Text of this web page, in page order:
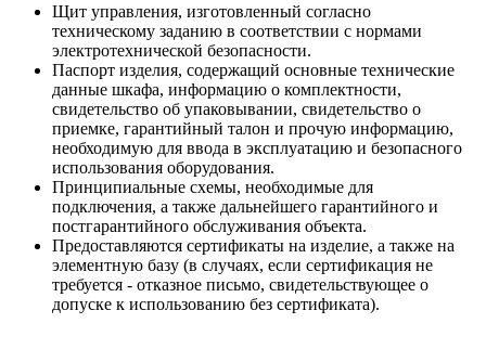
Щит управления, изготовленный согласно
техническому заданию в соответствии с нормами
электротехнической безопасности.
Паспорт изделия, содержащий основные технические
данные шкафа, информацию о комплектности,
свидетельство об упаковывании, свидетельство о
приемке, гарантийный талон и прочую информацию,
необходимую для ввода в эксплуатацию и безопасного
использования оборудования.
Принципиальные схемы, необходимые для
подключения, а также дальнейшего гарантийного и
постгарантийного обслуживания объекта.
Предоставляются сертификаты на изделие, а также на
элементную базу (в случаях, если сертификация не
требуется - отказное письмо, свидетельствующее о
допуске к использованию без сертификата).